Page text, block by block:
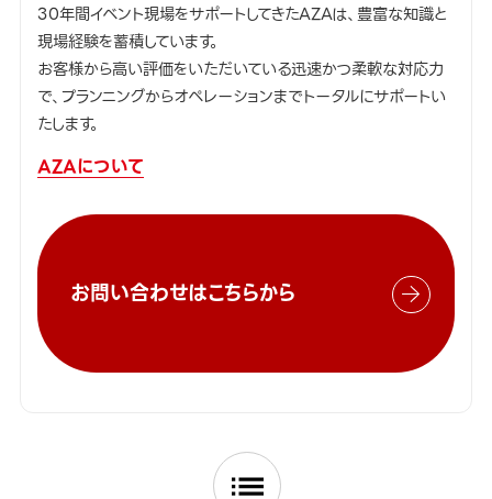
30年間イベント現場をサポートしてきたAZAは、豊富な知識と
現場経験を蓄積しています。
お客様から高い評価をいただいている迅速かつ柔軟な対応力
で、プランニングからオペレーションまでトータルにサポートい
たします。
AZAについて
お問い合わせはこちらから